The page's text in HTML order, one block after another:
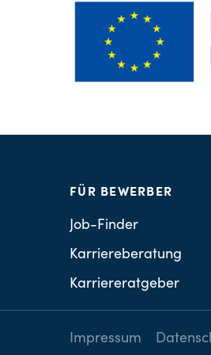
FÜR BEWERBER
Job-Finder
Karriereberatung
Karriereratgeber
Impressum